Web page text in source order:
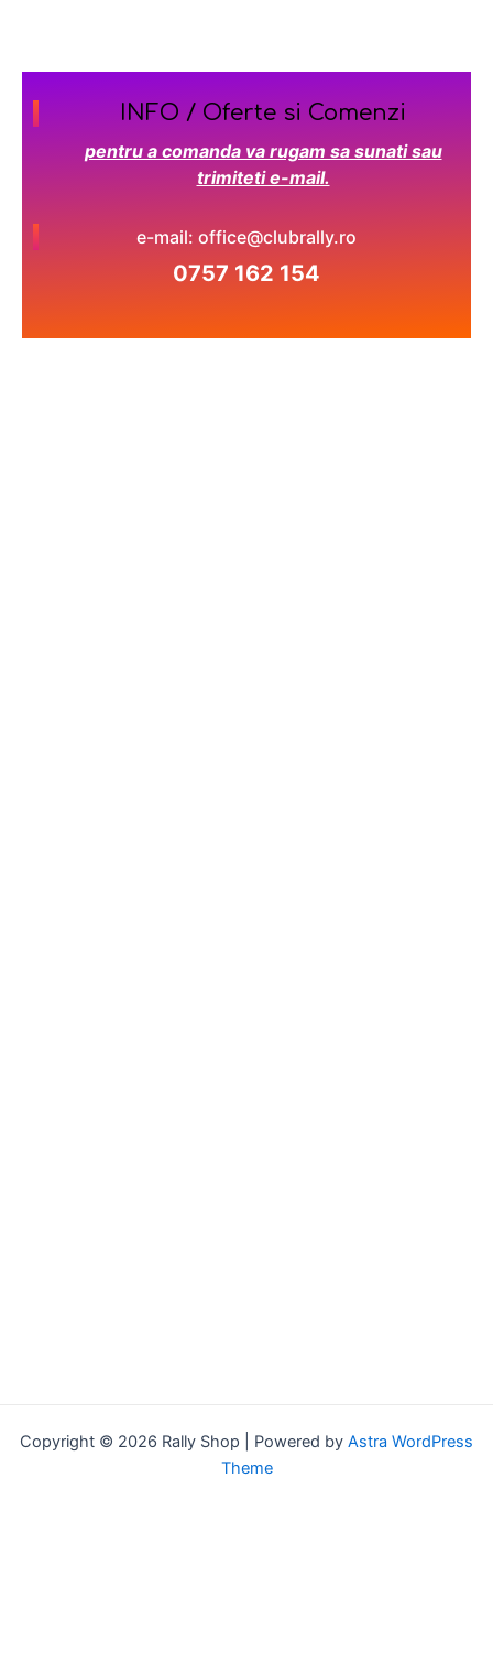
INFO / Oferte si Comenzi
pentru a comanda va rugam sa sunati sau
trimiteti e-mail.
e-mail: office@clubrally.ro
0757 162 154
Copyright © 2026 Rally Shop | Powered by Astra WordPress
Theme